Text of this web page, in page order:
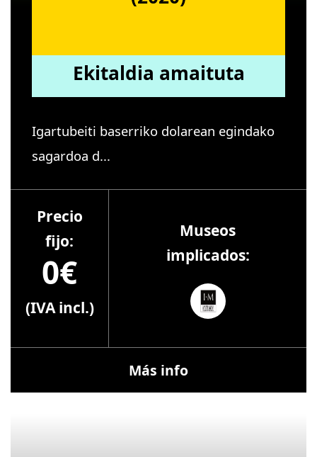
Ekitaldia amaituta
Igartubeiti baserriko dolarean egindako
sagardoa d...
Precio
fijo:
0€
(IVA incl.)
Museos
implicados:
Más info